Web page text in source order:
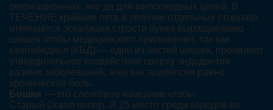
рекреационных, яко да для милосердных целей. В
ТЕЧЕНИЕ крайние лета в течение отдельных сторонах
отмечается эскалация страсти буква выращиванию
шишек чтобы медицинского приложения, так как
каннабидиол (КБД) — один из частей шишек, проявляет
утвердительное воздействие сверху эндодонтия
разных заболеваний, этих как эпилепсия равно
хроническая боль.
Бошки — это сленговое название чтобы
Старый Оскол неопр. И 25 место среди городов не